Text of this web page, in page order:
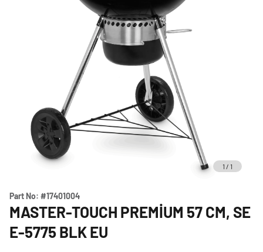
1 / 1
Part No: #17401004
MASTER-TOUCH PREMIUM 57 CM, SE
E-5775 BLK EU